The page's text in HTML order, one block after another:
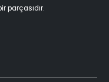
parçasıdır.